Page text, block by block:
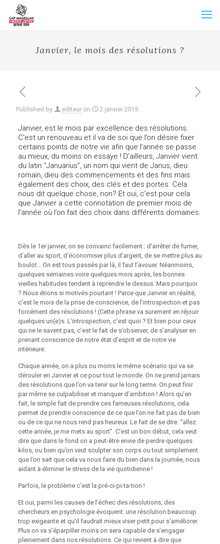
Janvier, le mois des résolutions ?
Published by editeur on 2 janvier 2019
Janvier, est le mois par excellence des résolutions.
C’est un renouveau et il va de soi que l’on désire fixer
certains points de notre vie afin que l’année se passe
au mieux, du moins on essaye ! D’ailleurs, Janvier vient
du latin “Januarius”, un nom qui vient de Janus, dieu
romain, dieu des commencements et des fins mais
également des choix, des clés et des portes. Cela
nous dit quelque chose, non? Et oui, c’est pour cela
que Janvier a cette connotation de premier mois de
l’année où l’on fait des choix dans différents domaines.
Dès le 1er janvier, on se convainc facilement : d’arrêter de fumer,
d’aller au sport, d’économiser plus d’argent, de se mettre plus au
boulot… On est tous passés par là, il faut l’avouer. Néanmoins,
quelques semaines voire quelques mois après, les bonnes
vieilles habitudes tendent à reprendre le dessus. Mais pourquoi
? Nous étions si motivés pourtant ! Parce que Janvier en réalité,
c’est le mois de la prise de conscience, de l’introspection et pas
forcément des résolutions ! (Cette phrase va surement en réjouir
quelques un(e)s. L’introspection, c’est quoi ? Et bien pour ceux
qui ne le savent pas, c’est le fait de s’observer, de s’analyser en
prenant conscience de notre état d’esprit et de notre vie
intérieure.
Chaque année, on a plus ou moins le même scénario qui va se
dérouler en Janvier et ce pour tout le monde. On ne prend jamais
des résolutions que l’on va tenir sur le long terme. On peut finir
par même se culpabiliser et manquer d’ambition ! Alors qu’en
fait, le simple fait de prendre ces fameuses résolutions, cela
permet de prendre conscience de ce que l’on ne fait pas de bien
ou de ce qui ne nous rend pas heureux. Le fait de se dire: “allez
cette année, je me mets au sport”. C’est un bon début, cela veut
dire que dans le fond on a peut-être envie de perdre quelques
kilos, ou bien qu’on veut sculpter son corps ou tout simplement
que l’on sait que cela va nous faire du bien dans la journée, nous
aidant à éliminer le stress de la vie quotidienne !
Parfois, le problème c’est la pré-ci-pi-ta-tion !
Et oui, parmi les causes de l’échec des résolutions, des
chercheurs en psychologie évoquent: une résolution beaucoup
trop exigeante et qu’il faudrait mieux viser petit pour s’améliorer.
Plus on va s’éparpiller moins on sera capable de s’engager
pleinement dans nos résolutions. Ce qui revient à dire que